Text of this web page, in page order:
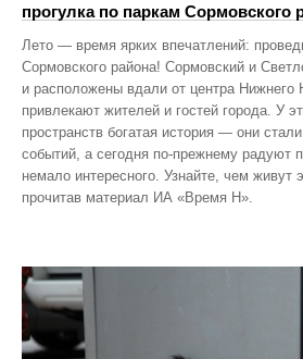
прогулка по паркам Сормовского
Лето — время ярких впечатлений:
Сормовского района! Сормовский и
и расположены вдали от центра Нижнего
привлекают жителей и гостей города. У
пространств богатая история — они
событий, а сегодня по‑прежнему радуют
немало интересного. Узнайте, чем живут
прочитав материал ИА «Время Н».